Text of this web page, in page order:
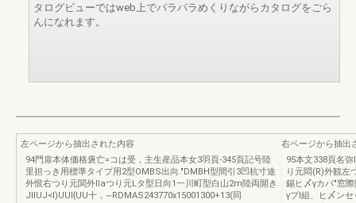
タログビューではweb上でパラパラめくりながらカタログをごら
んになれます。
左ページから抽出された内容
94門扉本体価格褒亡=コは受，主生産品本女3羽頁-345頁記号陸
里担っき用標準タイプ用2型OMBS出向."DMBH型間引3凹杭寸途
外恨右つり元関外Ilaつり元Lタ型日向1一川町型白山2m陸両開き
JIIUJ<I)UUI{UU十，~RDMAS243770x15001300+13(同
右ページから抽出
95本文338頁名
り元悶(R)外観左
錫ヒ〆γカパ"窓
γプl組、ヒ〆ン